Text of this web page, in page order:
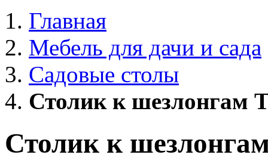
Главная
Мебель для дачи и сада
Садовые столы
Столик к шезлонгам
Столик к